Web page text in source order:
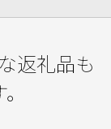
返礼品も